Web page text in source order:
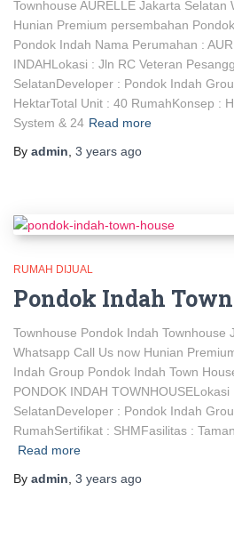
Townhouse AURELLE Jakarta Selatan
Hunian Premium persembahan
Pondok Indah Nama Perumahan :
INDAHLokasi : Jln RC Veteran
SelatanDeveloper : Pondok Indah
HektarTotal Unit : 40 RumahKonsep :
System & 24 Read more
By admin 3 years ago
RUMAH DIJUAL
Pondok Indah
Townhouse Pondok Indah Townhouse
Whatsapp Call Us now Hunian
Indah Group Pondok Indah Town
PONDOK INDAH
SelatanDeveloper : Pondok Indah
RumahSertifikat : SHMFasilitas :
Read more
By admin 3 years ago